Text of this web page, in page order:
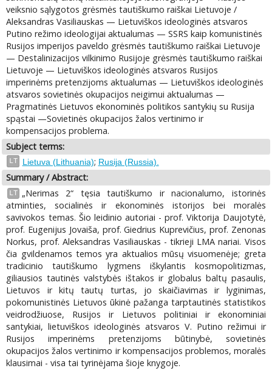
veiksnio sąlygotos grėsmės tautiškumo raiškai Lietuvoje /
Aleksandras Vasiliauskas — Lietuviškos ideologinės atsvaros
Putino režimo ideologijai aktualumas — SSRS kaip komunistinės
Rusijos imperijos paveldo grėsmės tautiškumo raiškai Lietuvoje
— Destalinizacijos vilkinimo Rusijoje grėsmės tautiškumo raiškai
Lietuvoje — Lietuviškos ideologinės atsvaros Rusijos
imperinėms pretenzijoms aktualumas — Lietuviškos ideologinės
atsvaros sovietinės okupacijos neigimui aktualumas —
Pragmatinės Lietuvos ekonominės politikos santykių su Rusija
spąstai —Sovietinės okupacijos žalos vertinimo ir
kompensacijos problema.
Subject terms:
LT Lietuva (Lithuania); Rusija (Russia).
Summary / Abstract:
LT
„Nerimas 2“ tęsia tautiškumo ir nacionalumo, istorinės
atminties, socialinės ir ekonominės istorijos bei moralės
savivokos temas. Šio leidinio autoriai - prof. Viktorija Daujotytė,
prof. Eugenijus Jovaiša, prof. Giedrius Kuprevičius, prof. Zenonas
Norkus, prof. Aleksandras Vasiliauskas - tikrieji LMA nariai. Visos
čia gvildenamos temos yra aktualios mūsų visuomenėje; greta
tradicinio tautiškumo lygmens iškylantis kosmopolitizmas,
giliausios tautinės valstybės ištakos ir globalus baltų pasaulis,
Lietuvos ir kitų tautų turtas, jo skaičiavimas ir lyginimas,
pokomunistinės Lietuvos ūkinė pažanga tarptautinės statistikos
veidrodžiuose, Rusijos ir Lietuvos politiniai ir ekonominiai
santykiai, lietuviškos ideologinės atsvaros V. Putino režimui ir
Rusijos imperinėms pretenzijoms būtinybė, sovietinės
okupacijos žalos vertinimo ir kompensacijos problemos, moralės
klausimai - visa tai tyrinėjama šioje knygoje.